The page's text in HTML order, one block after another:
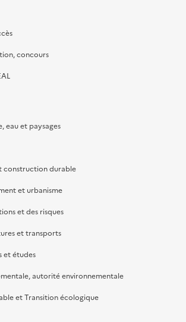
concours
eau et paysages
construction durable
et urbanisme
et des risques
et transports
et études
autorité environnementale
et Transition écologique